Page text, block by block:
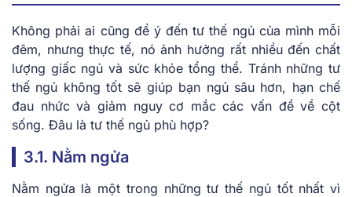
Không phải ai cũng để ý đến tư thế ngủ của mình mỗi
đêm, nhưng thực tế, nó ảnh hưởng rất nhiều đến chất
lượng giấc ngủ và sức khỏe tổng thể. Tránh những tư
thế ngủ không tốt sẽ giúp bạn ngủ sâu hơn, hạn chế
đau nhức và giảm nguy cơ mắc các vấn đề về cột
sống. Đâu là tư thế ngủ phù hợp?
3.1. Nằm ngửa
Nằm ngửa là một trong những tư thế ngủ tốt nhất vì